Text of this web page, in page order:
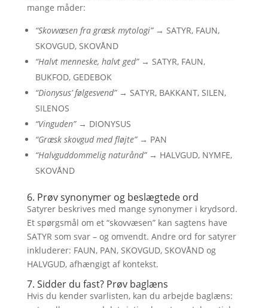
mange måder:
“Skovvæsen fra græsk mytologi”→ SATYR, FAUN,
SKOVGUD, SKOVÅND
“Halvt menneske, halvt ged”→ SATYR, FAUN,
BUKFOD, GEDEBOK
“Dionysus’ følgesvend”→ SATYR, BAKKANT, SILEN,
SILENOS
“Vinguden”→ DIONYSUS
“Græsk skovgud med fløjte”→ PAN
“Halvguddommelig naturånd”→ HALVGUD, NYMFE,
SKOVÅND
6. Prøv synonymer og beslægtede ord
Satyrer beskrives med mange synonymer i krydsord.
Et spørgsmål om et “skovvæsen” kan sagtens have
SATYR som svar – og omvendt. Andre ord for satyrer
inkluderer: FAUN, PAN, SKOVGUD, SKOVÅND og
HALVGUD, afhængigt af kontekst.
7. Sidder du fast? Prøv baglæns
Hvis du kender svarlisten, kan du arbejde baglæns: